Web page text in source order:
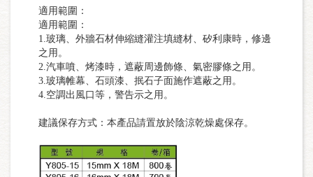
適用範圍：
適用範圍：
1.玻璃、外牆石材伸縮縫灌注填縫材、矽利康時，修邊
之用。
2.汽車噴、烤漆時，遮蔽周邊飾條、氣密膠條之用。
3.玻璃帷幕、石頭漆、抿石子面施作遮蔽之用。
4.空調出風口等，警告示之用。
建議保存方式：本產品請置放於陰涼乾燥處保存。